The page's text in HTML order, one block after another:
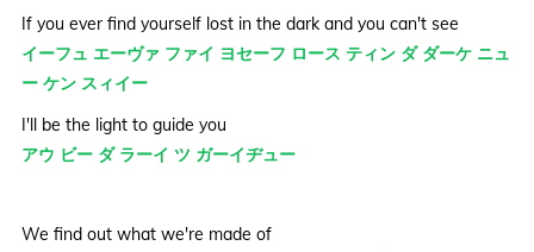
If you ever find yourself lost in the dark and you can't see
イーフュ エーヴァ ファイ ヨセーフ ロース ティン ダ ダーケ ニュ
ー ケン スィイー
I'll be the light to guide you
アウ ビー ダ ラーイ ツ ガーイヂュー
We find out what we're made of